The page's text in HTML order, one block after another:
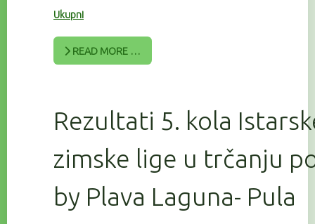
Ukupni
READ MORE …
Rezultati 5. kola
zimske lige u trčanju
by Plava Laguna- Pula